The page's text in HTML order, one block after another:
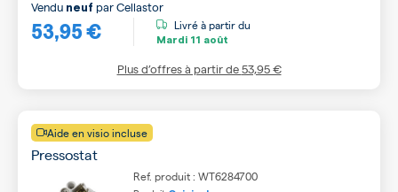
53,95 €
Vendu neuf parCellastor
Livré à partir du
Mardi 11 août
Plus d’offres à partir de53,95 €
Aide en visio incluse
Pressostat
Ref. produit : WT6284700